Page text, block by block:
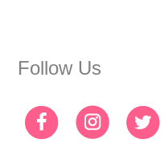
Follow Us